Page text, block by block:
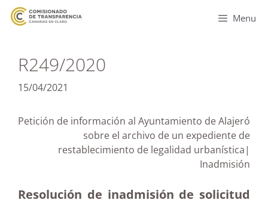
Menu
R249/2020
15/04/2021
Petición de información al Ayuntamiento de Alajeró
sobre el archivo de un expediente de
restablecimiento de legalidad urbanística|
Inadmisión
Resolución de inadmisión de solicitud